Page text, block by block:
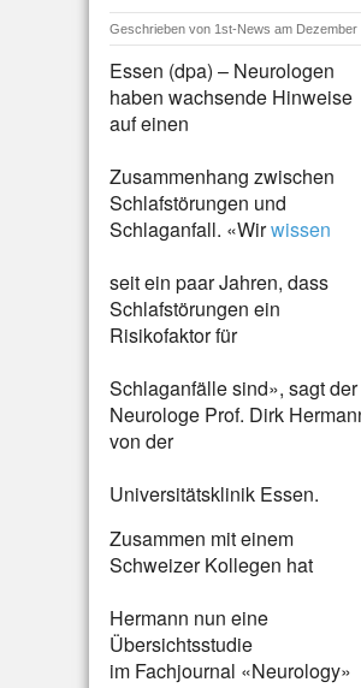
Geschrieben von 1st-News am Dezember
Essen (dpa) – Neurologen
haben wachsende Hinweise
auf einen
Zusammenhang zwischen
Schlafstörungen und
Schlaganfall. «Wirwissen
seit ein paar Jahren, dass
Schlafstörungen ein
Risikofaktor für
Schlaganfälle sind», sagt der
Neurologe Prof. Dirk
von der
Universitätsklinik Essen.
Zusammen mit einem
Schweizer Kollegen hat
Hermann nun eine
Übersichtsstudie
im Fachjournal «Neurology»